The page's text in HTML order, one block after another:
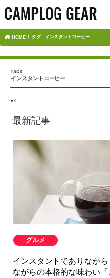
HOME タグ : インスタントコーヒー
インスタントコーヒー
●×
最新記事
グルメ
インスタントでありなが
ながらの本格的な味わい